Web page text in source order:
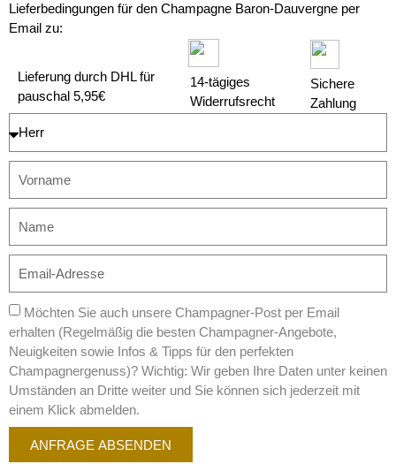
Lieferbedingungen für den Champagne Baron-Dauvergne per
Email zu:
Lieferung durch DHL für
pauschal 5,95€
14-tägiges
Widerrufsrecht
Sichere
Zahlung
Möchten Sie auch unsere Champagner-Post per Email
erhalten (Regelmäßig die besten Champagner-Angebote,
Neuigkeiten sowie Infos & Tipps für den perfekten
Champagnergenuss)? Wichtig: Wir geben Ihre Daten unter keinen
Umständen an Dritte weiter und Sie können sich jederzeit mit
einem Klick abmelden.
ANFRAGE ABSENDEN